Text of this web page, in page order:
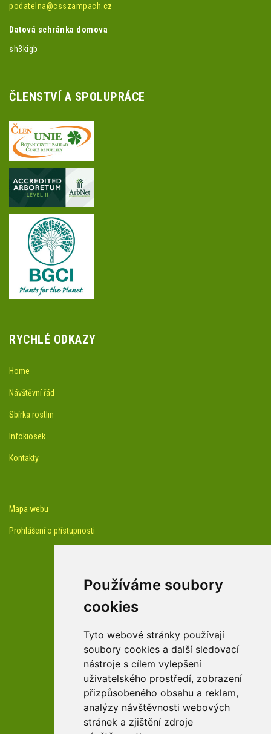
Používáme soubory
cookies
Tyto webové stránky používají
soubory cookies a další sledovací
nástroje s cílem vylepšení
uživatelského prostředí, zobrazení
přizpůsobeného obsahu a reklam,
analýzy návštěvnosti webových
stránek a zjištění zdroje
podatelna@csszampach.cz
Datová schránka domova
sh3kigb
ČLENSTVÍ A SPOLUPRÁCE
RYCHLÉ ODKAZY
Home
Návštěvní řád
Sbírka rostlin
Infokiosek
Kontakty
Mapa webu
Prohlášení o přístupnosti
Youtube kanál arboreta